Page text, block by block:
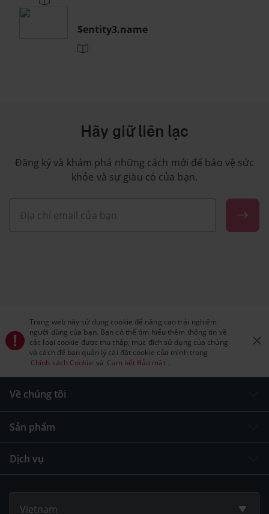
$entity3.name
Hãy giữ liên lạc
Đăng ký và khám phá những cách mới để bảo vệ sức
khỏe và sự giàu có của bạn.
Trang web này sử dụng cookie để nâng cao trải nghiệm
người dùng của bạn. Bạn có thể tìm hiểu thêm thông tin về
các loại cookie được thu thập, mục đích sử dụng của chúng
và cách để bạn quản lý cài đặt cookie của mình trong
Chính sách Cookie và Cam kết Bảo mật .
Về chúng tôi
Sản phẩm
Dịch vụ
Vietnam